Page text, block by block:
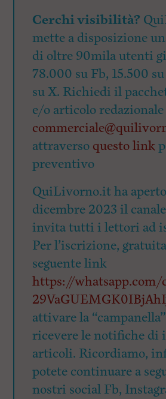
Cerchi visibilità?
mette a disposizione
di oltre 90mila utenti
78.000 su Fb, 15.500
su X. Richiedi il
e/o articolo redazionale
attraverso questo link
preventivo
QuiLivorno.it ha
dicembre 2023 il
invita tutti i lettori ad
Per l’iscrizione,
seguente link
https://
attivare la
ricevere le notifiche di
articoli. Ricordiamo,
potete continuare a
nostri social Fb,